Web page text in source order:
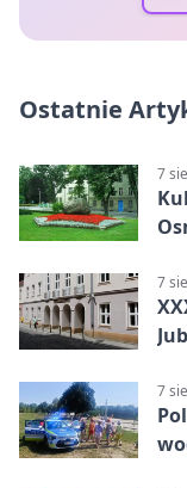
Ostatnie
7
7
7